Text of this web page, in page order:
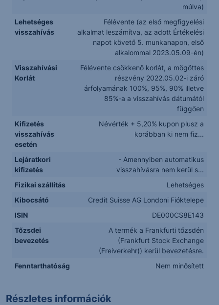
múlva)
Lehetséges
visszahívás
Félévente (az első megfigyelési
alkalmat leszámítva, az adott Értékelési
napot követő 5. munkanapon, első
alkalommal 2023.05.09-én)
Visszahívási
Korlát
Félévente csökkenő korlát, a mögöttes
részvény 2022.05.02-i záró
árfolyamának 100%, 95%, 90% illetve
85%-a a visszahívás dátumától
függően
Kifizetés
visszahívás
esetén
Névérték + 5,20% kupon plusz a
korábban ki nem fiz...
Lejáratkori
kifizetés
- Amennyiben automatikus
visszahívásra nem kerül s...
Fizikai szállítás
Lehetséges
Kibocsátó
Credit Suisse AG Londoni Fióktelepe
ISIN
DE000CS8E143
Tőzsdei
bevezetés
A termék a Frankfurti tőzsdén
(Frankfurt Stock Exchange
(Freiverkehr)) kerül bevezetésre.
Fenntarthatóság
Nem minősített
Részletes információk